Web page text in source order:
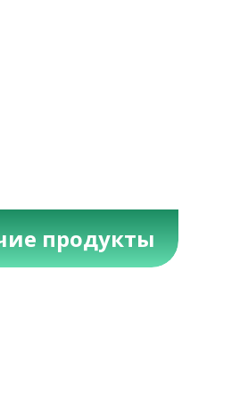
продукты